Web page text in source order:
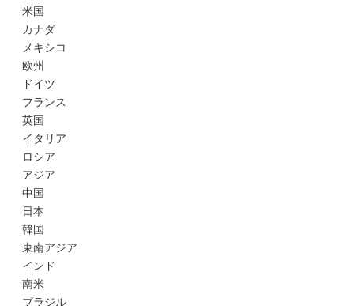
米国
カナダ
メキシコ
欧州
ドイツ
フランス
英国
イタリア
ロシア
アジア
中国
日本
韓国
東南アジア
インド
南米
ブラジル